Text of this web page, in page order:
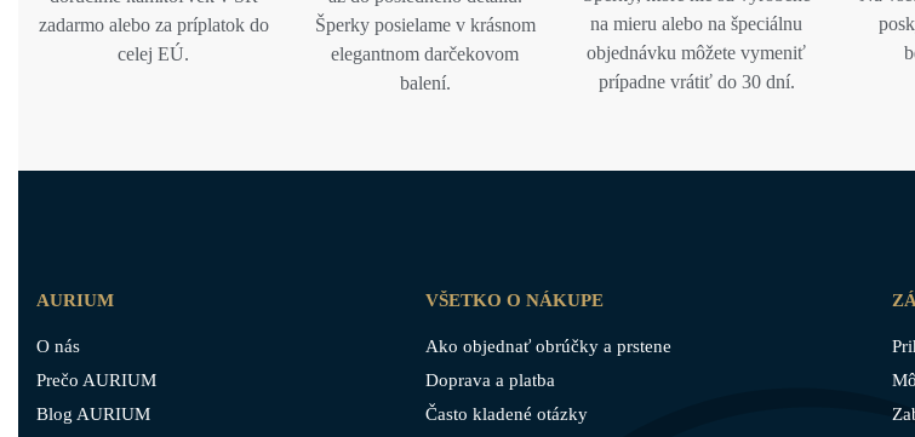
zadarmo alebo za príplatok do
celej EÚ.
Šperky posielame v krásnom
elegantnom darčekovom
balení.
na mieru alebo na špeciálnu
objednávku môžete vymeniť
prípadne vrátiť do 30 dní.
AURIUM
O nás
Prečo AURIUM
Blog AURIUM
VŠETKO O NÁKUPE
Ako objednať obrúčky a prstene
Doprava a platba
Často kladené otázky